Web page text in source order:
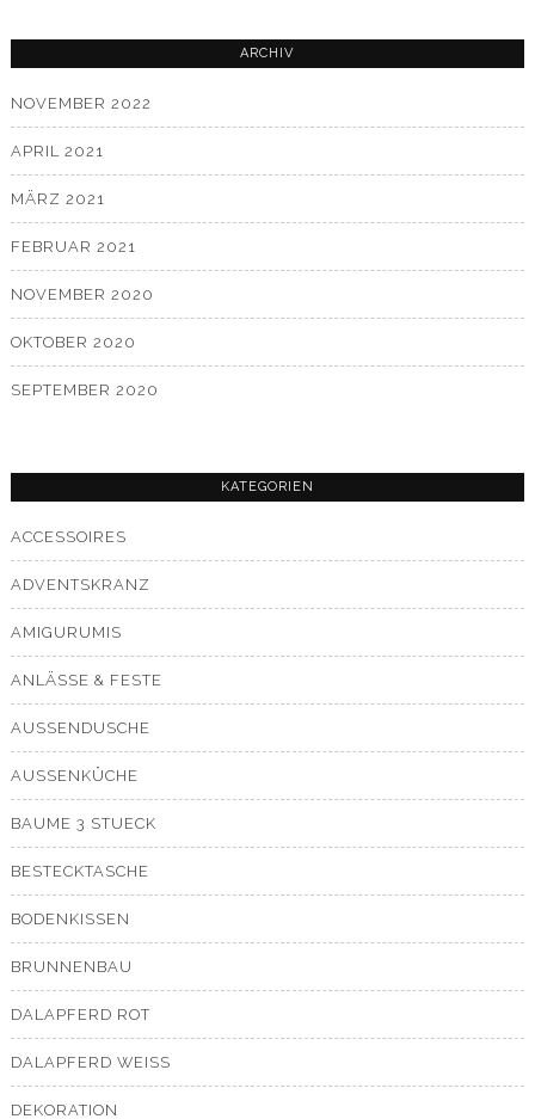
ARCHIV
NOVEMBER 2022
APRIL 2021
MÄRZ 2021
FEBRUAR 2021
NOVEMBER 2020
OKTOBER 2020
SEPTEMBER 2020
KATEGORIEN
ACCESSOIRES
ADVENTSKRANZ
AMIGURUMIS
ANLÄSSE & FESTE
AUSSENDUSCHE
AUSSENKÜCHE
BAUME 3 STUECK
BESTECKTASCHE
BODENKISSEN
BRUNNENBAU
DALAPFERD ROT
DALAPFERD WEISS
DEKORATION